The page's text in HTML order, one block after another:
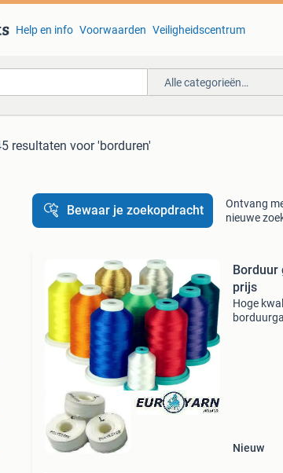
Help en info Voorwaarden Veiligheidscentrum
Alle categorieën…
resultaten voor 'borduren'
Bewaar je zoekopdracht
Ontvang
nieuwe
Borduur
prijs
Hoge
Nieuw